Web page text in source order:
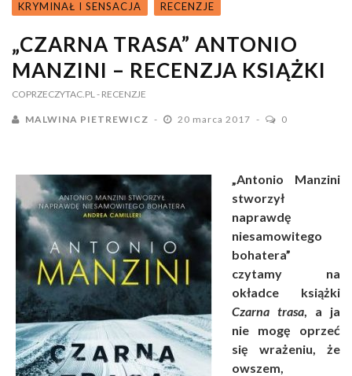
KRYMINAŁ I SENSACJA RECENZJE
„CZARNA TRASA” ANTONIO
MANZINI – RECENZJA KSIĄŻKI
COPRZECZYTAC.PL - RECENZJE
MALWINA PIETREWICZ 20 marca 2017 0
„Antonio Manzini
stworzył
naprawdę
niesamowitego
bohatera”
czytamy na
okładce książki
Czarna trasa, a ja
nie mogę oprzeć
się wrażeniu, że
owszem,